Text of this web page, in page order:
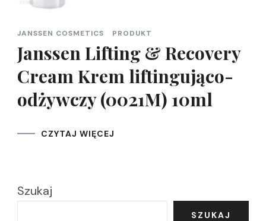
JANSSEN COSMETICS PRODUKT
Janssen Lifting & Recovery
Cream Krem liftingująco-
odżywczy (0021M) 10ml
CZYTAJ WIĘCEJ
Szukaj
SZUKAJ